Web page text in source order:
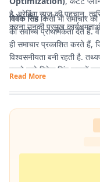
है. ब्रेकिंग न्यूज की पहचान,
करना उनकी प्रमुख
विवेक सिंहकिसी भी समाचार
को सर्वोच्च प्राथमिकता देते हैं.
ही समाचार प्रकाशित करते हैं,
विश्वसनीयता बनी रहती है.
रखने वाले विवेक सिंह पाठकों
प्रतिबद्ध हैं.
Read More